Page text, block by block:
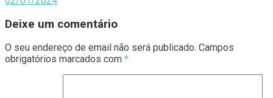
Deixe um comentário
O seu endereço de email não será publicado. Campos
obrigatórios marcados com *